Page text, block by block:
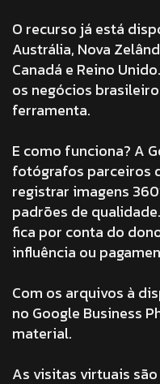
O recurso já está
Austrália, Nova
Canadá e Reino
os negócios
ferramenta.
E como funciona? A
fotógrafos parceiros
registrar imagens
padrões de
fica por conta do
influência ou
Com os arquivos à
no Google Business
material.
As visitas virtuais